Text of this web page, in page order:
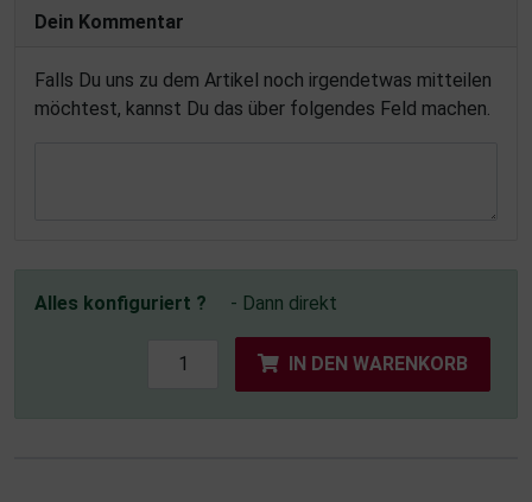
Dein Kommentar
Falls Du uns zu dem Artikel noch irgendetwas mitteilen
möchtest, kannst Du das über folgendes Feld machen.
Alles konfiguriert ? - Dann direkt
IN DEN WARENKORB